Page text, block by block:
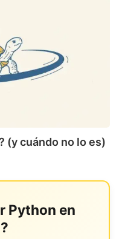
(y cuándo no lo es)
Python en